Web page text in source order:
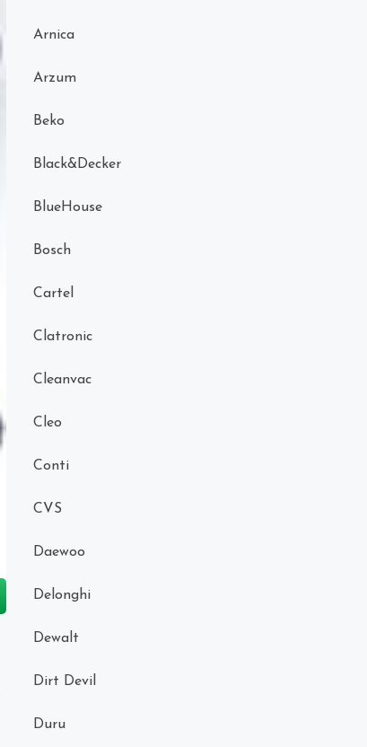
Arnica
Arzum
Beko
Black&Decker
BlueHouse
Bosch
Cartel
Clatronic
Cleanvac
Cleo
Conti
CVS
Daewoo
Delonghi
Dewalt
Dirt Devil
Duru